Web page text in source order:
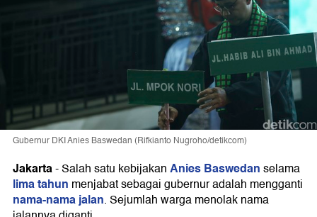
Gubernur DKI Anies Baswedan (Rifkianto Nugroho/detikcom)
Jakarta-Salah satu kebijakanAnies Baswedanselama
lima tahun menjabat sebagai gubernur adalah mengganti
nama-nama jalan. Sejumlah warga menolak nama